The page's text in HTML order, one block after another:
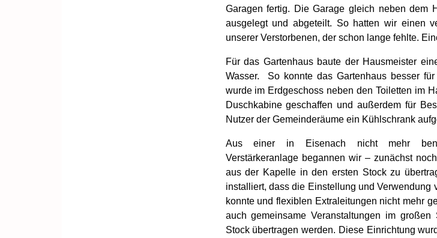
Garagen fertig. Die Garage gleich neben dem
ausgelegt und abgeteilt. So hatten wir einen
unserer Verstorbenen, der schon lange fehlte.
Für das Gartenhaus baute der Hausmeister
Wasser. So konnte das Gartenhaus besser
wurde im Erdgeschoss neben den Toiletten im
Duschkabine geschaffen und außerdem für
Nutzer der Gemeinderäume ein Kühlschrank
Aus einer in Eisenach nicht mehr
Verstärkeranlage begannen wir – zunächst
aus der Kapelle in den ersten Stock zu
installiert, dass die Einstellung und Verwendung
konnte und flexiblen Extraleitungen nicht mehr
auch gemeinsame Veranstaltungen im
Stock übertragen werden. Diese Einrichtung